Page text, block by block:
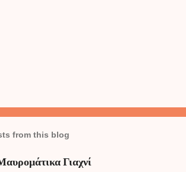
from this blog
Γιαχνί